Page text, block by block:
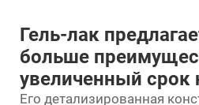
Гель-лак
больше
увеличенный срок
Его детализированная